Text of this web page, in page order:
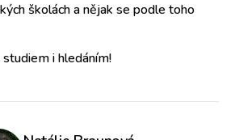
školách a nějak se podle toho
i hledáním!